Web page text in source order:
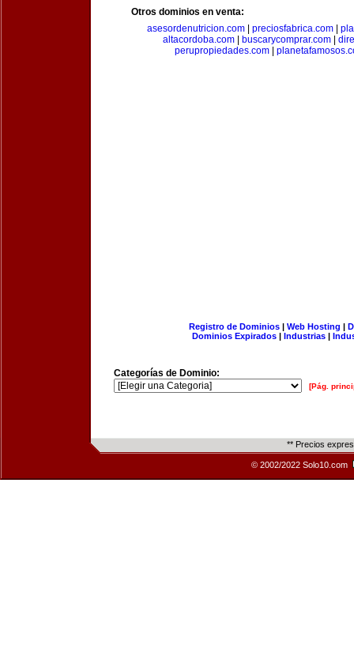
Otros dominios en venta:
asesordenutricion.com
preciosfabrica.com
altacordoba.com
buscarycomprar.com
perupropiedades.com
Registro de Dominios| Web Hosting |
Dominios Expirados | Industrias |
Categorías de Dominio:
[Pág.
** Precios
© 2002/2022 Solo10.com